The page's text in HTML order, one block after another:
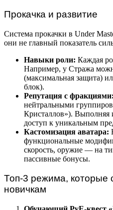
Прокачка и развитие
Система прокачки в Under
они не главный показатель
Навыки роли: Каждая
Например, у Стража
(максимальная защита)
блок).
Репутация с фракциями:
нейтральными
Кристаллов»). Выполняя
доступ к уникальным
Кастомизация аватара:
функциональные
скорость, оружие — на
пассивные бонусы.
Топ-3 режима, которые
новичкам